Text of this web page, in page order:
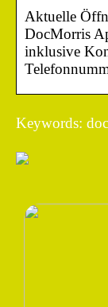
Aktuelle
DocMorris
inklusive
Keywords: